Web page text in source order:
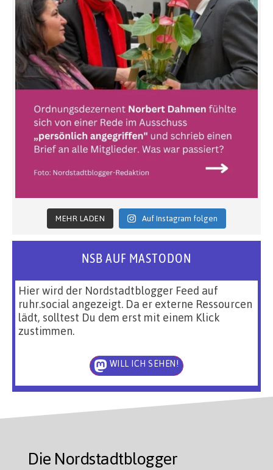
MEHR LADEN Auf Instagram folgen
NSB AUF MASTODON
Hier wird der Nordstadtblogger Feed auf
ruhr.social angezeigt. Da er externe Ressourcen
lädt, solltest Du dem erst mit einem Klick
zustimmen.
WILL ICH SEHEN!
Die Nordstadtblogger